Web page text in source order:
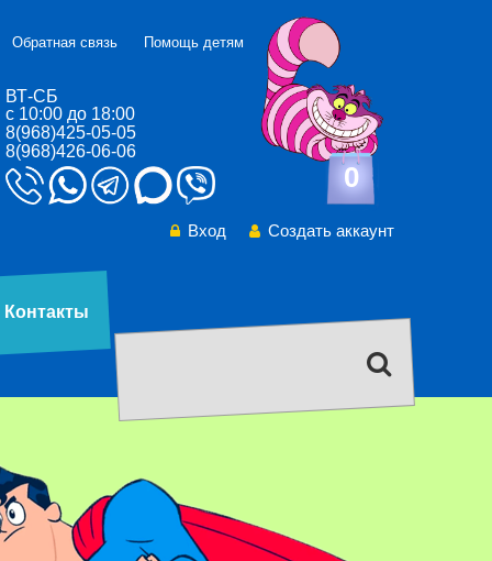
ВТ-СБ
с 10:00 до 18:00
8(968)425-05-05
8(968)426-06-06
Обратная связь Помощь детям
0
Вход Создать аккаунт
Контакты